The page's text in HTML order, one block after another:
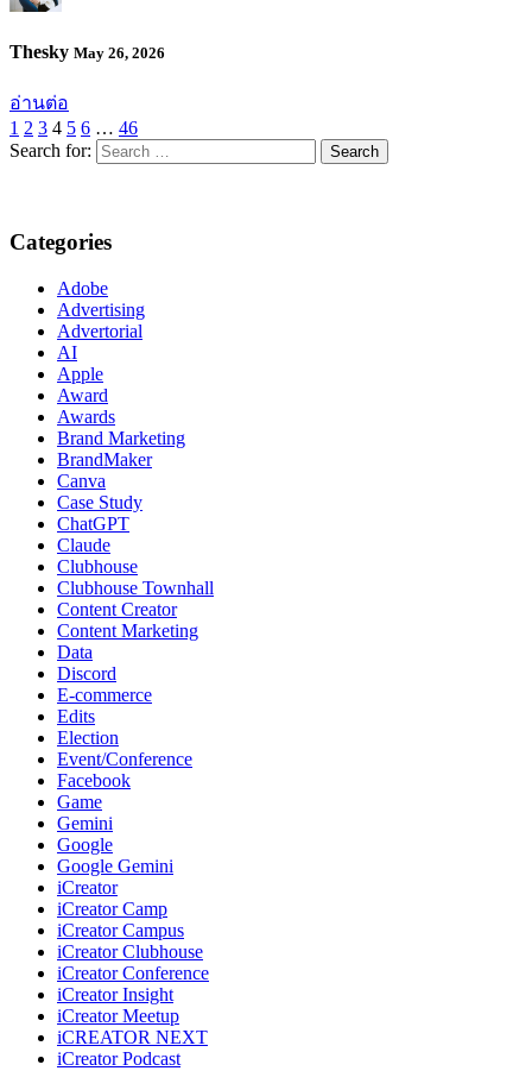
Thesky May 26, 2026
อ่านต่อ
1 2 3 4 5 6 … 46
Search for:
Categories
Adobe
Advertising
Advertorial
AI
Apple
Award
Awards
Brand Marketing
BrandMaker
Canva
Case Study
ChatGPT
Claude
Clubhouse
Clubhouse Townhall
Content Creator
Content Marketing
Data
Discord
E-commerce
Edits
Election
Event/Conference
Facebook
Game
Gemini
Google
Google Gemini
iCreator
iCreator Camp
iCreator Campus
iCreator Clubhouse
iCreator Conference
iCreator Insight
iCreator Meetup
iCREATOR NEXT
iCreator Podcast